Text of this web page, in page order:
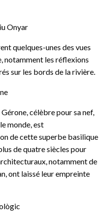
Onyar
quelques-unes des vues
notamment les réflexions
sur les bords de la rivière.
célèbre pour sa nef,
monde, est
de cette superbe basilique
de quatre siècles pour
notamment de
ont laissé leur empreinte